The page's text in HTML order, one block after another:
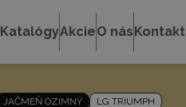
KatalógyAkcieO násKontakt
JAČMEŇ OZIMNÝ LG TRIUMPH